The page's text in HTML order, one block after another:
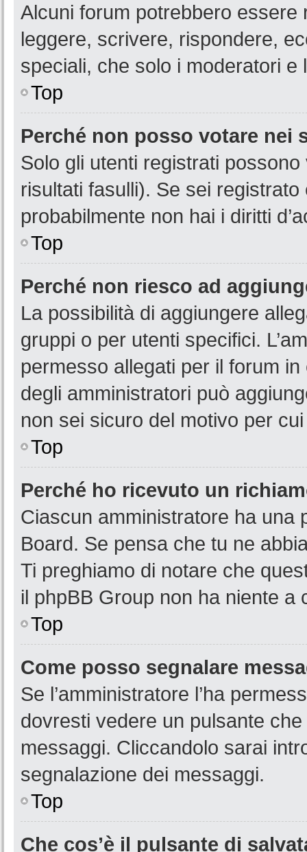
Alcuni forum potrebbero
leggere, scrivere, rispondere,
speciali, che solo i moderatori e
Top
Perché non posso votare nei
Solo gli utenti registrati
risultati fasulli). Se sei
probabilmente non hai i diritti
Top
Perché non riesco ad
La possibilità di aggiungere
gruppi o per utenti specifici.
permesso allegati per il forum
degli amministratori può
non sei sicuro del motivo per
Top
Perché ho ricevuto un
Ciascun amministratore ha una
Board. Se pensa che tu ne
Ti preghiamo di notare che
il phpBB Group non ha niente a
Top
Come posso segnalare
Se l’amministratore l’ha
dovresti vedere un pulsante
messaggi. Cliccandolo sarai
segnalazione dei messaggi.
Top
Che cos’è il pulsante di